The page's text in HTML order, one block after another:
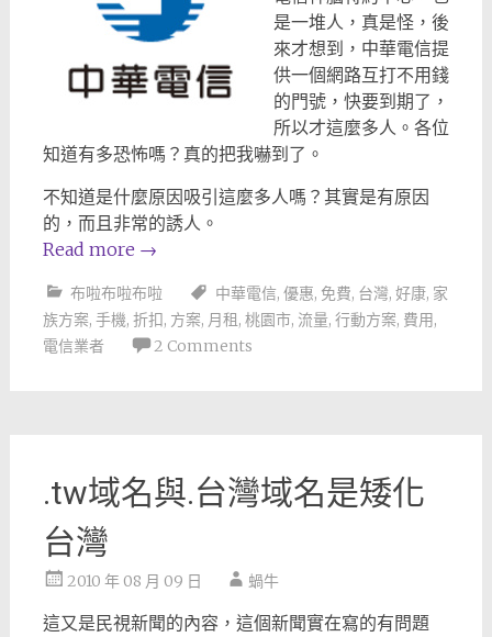
是一堆人，真是怪，後
來才想到，中華電信提
供一個網路互打不用錢
的門號，快要到期了，
所以才這麼多人。各位
知道有多恐怖嗎？真的把我嚇到了。
不知道是什麼原因吸引這麼多人嗎？其實是有原因
的，而且非常的誘人。
Read more →
布啦布啦布啦 中華電信, 優惠, 免費, 台灣, 好康, 家
族方案, 手機, 折扣, 方案, 月租, 桃園市, 流量, 行動方案, 費用,
電信業者
2 Comments
.tw域名與.台灣域名是矮化
台灣
2010 年 08 月 09 日 蝸牛
這又是民視新聞的內容，這個新聞實在寫的有問題